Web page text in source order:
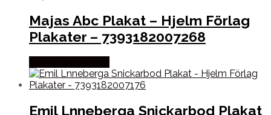
Majas Abc Plakat – Hjelm Förlag
Plakater – 7393182007268
Emil Lnneberga Snickarbod Plakat